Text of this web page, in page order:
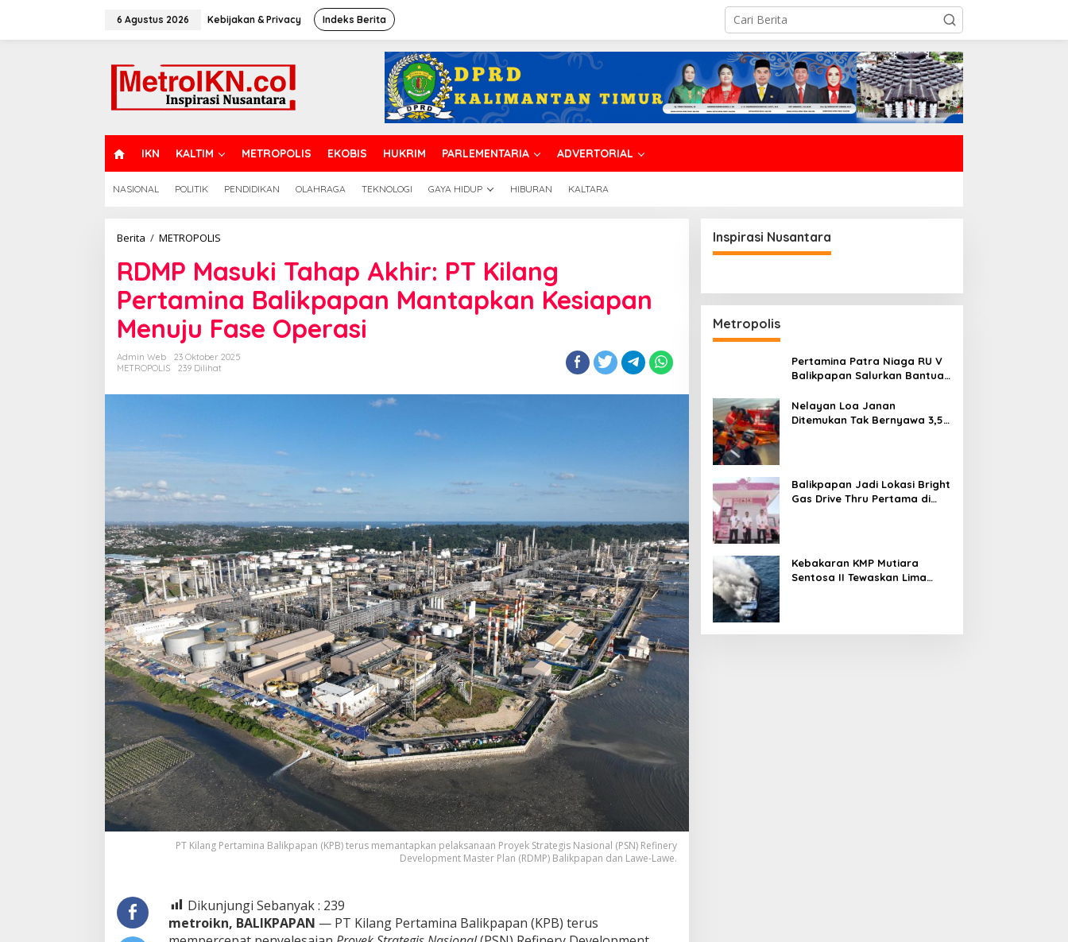
6 Agustus 2026 Kebijakan & Privacy Indeks Berita
O
M
IKN KALTIM METROPOLIS EKOBIS HUKRIM PARLEMENTARIA ADVERTORIAL
NASIONAL POLITIK PENDIDIKAN OLAHRAGA TEKNOLOGI GAYA HIDUP HIBURAN KALTARA
Berita / METROPOLIS
Tahap
Akhir:
PT
Kilang
Pertamina
Balikpapan
Mantapkan
Kesiapan
Fase
RDMP Masuki Tahap Akhir: PT Kilang
Pertamina Balikpapan Mantapkan Kesiapan
Menuju Fase Operasi
Admin Web
23 Oktober 2025
METROPOLIS
239 Dilihat
PT Kilang Pertamina Balikpapan (KPB) terus memantapkan pelaksanaan Proyek Strategis Nasional (PSN) Refinery
Development Master Plan (RDMP) Balikpapan dan Lawe-Lawe.
Dikunjungi Sebanyak : 239
metroikn, BALIKPAPAN — PT Kilang Pertamina Balikpapan (KPB) terus
Inspirasi Nusantara
Metropolis
Pertamina Patra Niaga RU V
Balikpapan Salurkan Bantuan
Kilang
Nelayan Loa Janan
Ditemukan Tak Bernyawa 3,5
Balikpapan Jadi Lokasi Bright
Gas Drive Thru Pertama di
Kebakaran KMP Mutiara
Sentosa II Tewaskan Lima